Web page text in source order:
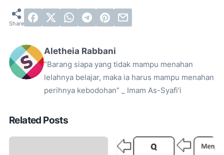
Aletheia Rabbani
“Barang siapa yang tidak mampu menahan
lelahnya belajar, maka ia harus mampu menahan
perihnya kebodohan” _ Imam As-Syafi’i
Related Posts